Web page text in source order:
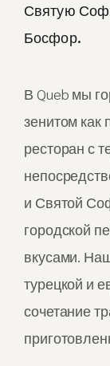
Святую
Босфор.
В Queb мы
зенитом как
ресторан с
и Святой
городской
вкусами.
турецкой и
сочетание